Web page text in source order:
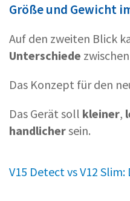
Größe und Gewicht
Auf den zweiten Blick
Unterschiede
Das Konzept für den
Das Gerät soll kleiner,
handlichersein.
V15 Detect vs V12